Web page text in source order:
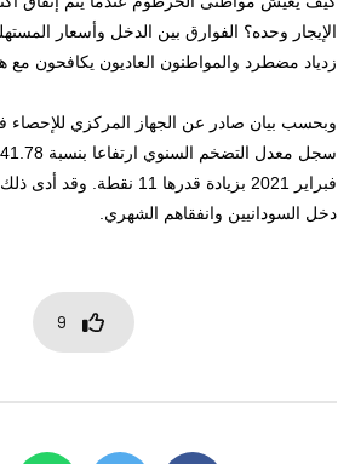
الإيجار وحده؟ الفوارق بين الدخل وأسعار
زدياد مضطرد والمواطنون العاديون يكافحون مع
وبحسب بيان صادر عن الجهاز المركزي
فبراير 2021 بزيادة قدرها 11
دخل السودانيين وانفقاهم الشهري.
9